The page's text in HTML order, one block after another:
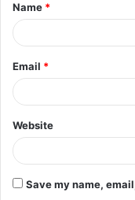
Name *
Email *
Website
Save my name,